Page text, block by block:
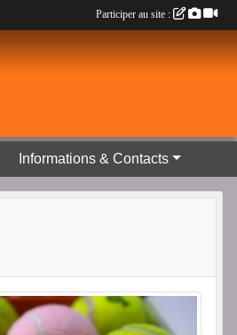
Informations & Contacts
Participer au site :